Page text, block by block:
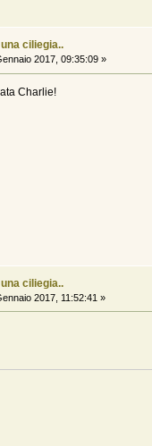
ciliegia..
2017, 09:35:09 »
Charlie!
ciliegia..
2017, 11:52:41 »